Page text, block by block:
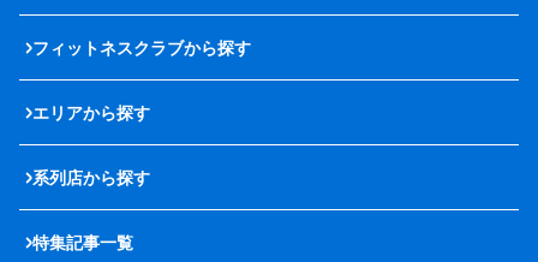
フィットネスクラブから探す
エリアから探す
系列店から探す
特集記事一覧